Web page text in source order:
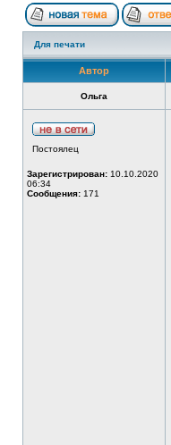
Для печати
Автор
Ольга
Постоялец
Зарегистрирован: 10.10.2020
06:34
Сообщения: 171